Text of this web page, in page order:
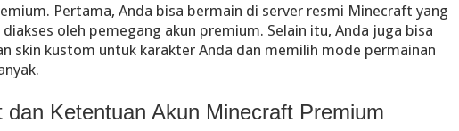
Pertama, Anda bisa bermain di server resmi Minecraft yang
oleh pemegang akun premium. Selain itu, Anda juga bisa
skin kustom untuk karakter Anda dan memilih mode permainan
dan Ketentuan Akun Minecraft Premium